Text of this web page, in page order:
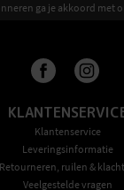
ga je akkoord met
Klantenservice
Leveringsinformatie
Retourneren, ruilen &
Veelgestelde vragen